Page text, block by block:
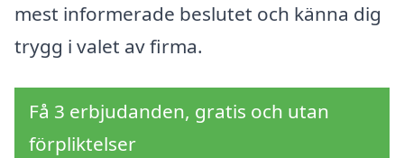
mest informerade beslutet och känna dig
trygg i valet av firma.
Få 3 erbjudanden, gratis och utan
förpliktelser